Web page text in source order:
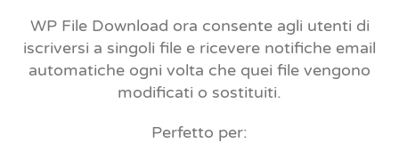
WP File Download ora consente agli utenti di
iscriversi a singoli file e ricevere notifiche email
automatiche ogni volta che quei file vengono
modificati o sostituiti.
Perfetto per: